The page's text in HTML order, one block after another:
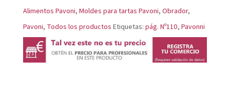
cantidad
Alimentos Pavoni, Moldes para tartas Pavoni, Obrador,
Pavoni, Todos los productos Etiquetas: pág. Nº110, Pavonni